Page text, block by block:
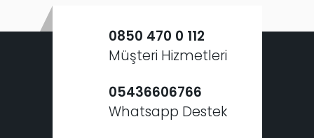
0850 470 0 112
Müşteri Hizmetleri
05436606766
Whatsapp Destek